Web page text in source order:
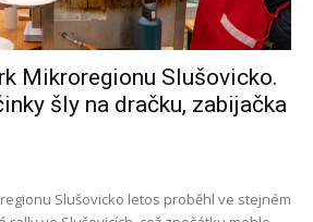
Mikroregionu Slušovicko.
šly na dračku, zabijačka
Slušovicko letos proběhl ve stejném